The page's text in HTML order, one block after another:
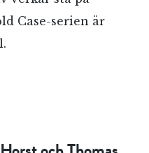
Case-serien är